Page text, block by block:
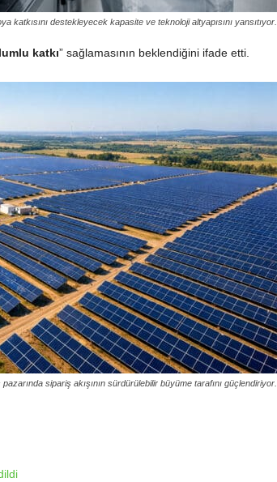
katkısını destekleyecek kapasite ve teknoloji altyapısını yansıtıyor.
katkı” sağlamasının beklendiğini ifade etti.
sipariş akışının sürdürülebilir büyüme tarafını güçlendiriyor.